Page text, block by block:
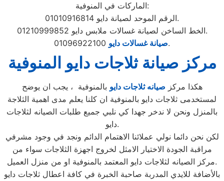
الماركات في المنوفية:
الرقم الموحد لصيانة دايو 01010916814.
الخط الساخن لصيانة غسالات ملابس دايو 01210999852.
صيانة غسالات دايو01096922100.
مركز صيانة ثلاجات دايو المنوفية
هكذا مركز صيانه ثلاجات دايو بالمنوفية ، يجب ان يوضح
لمستخدمى ثلاجات دايو بالمنوفية ان كلنا يعلم مدى اهمية الثلاجة
بالمنزل ونحن لا ندخر جهدا كي نلبي جميع طلبات الصيانه لثلاجات
دايو.
لكن نحن دائما نولي عملائنا الاهتمام الدائم ونجد في وجود مشرفي
مراقبة الجودة الاختيار الامثل لخروج اجهزة الثلاجات سواء من
مركز الصيانه لثلاجات دايو المعتمد بالمنوفية او من منزل العميل.
بالأضافة للايدي المدربة صاحبة الخبرة في كافة اعطال ثلاجات دايو